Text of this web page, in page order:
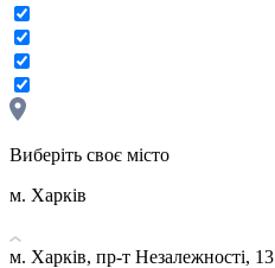
Виберіть своє місто
м. Харків
м. Харків, пр-т Незалежності, 13